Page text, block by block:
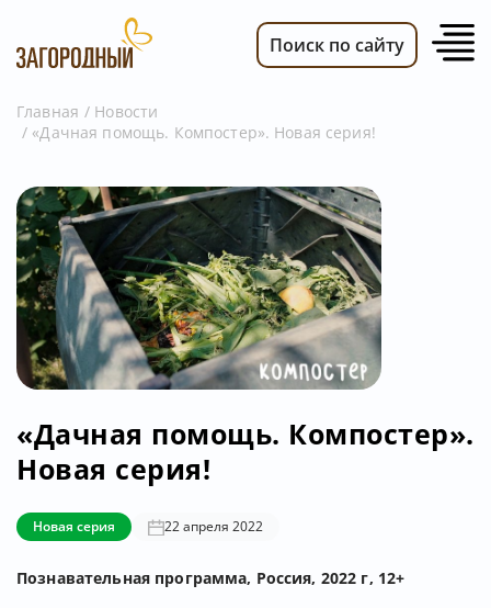
НОВОСТИ
ПЕРЕДАЧИ
ТЕЛЕПРОГРАММА
РЕКЛАМОДАТЕЛЯМ
Поиск по сайту
Главная
Новости
«Дачная помощь. Компостер». Новая серия!
Новая серия 22 апреля 2022
«Дачная помощь. Компостер».
Новая серия!
Познавательная программа, Россия, 2022 г, 12+